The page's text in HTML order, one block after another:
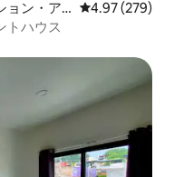
ョン・ア
レビュー279
4.97 (279)
トハウス